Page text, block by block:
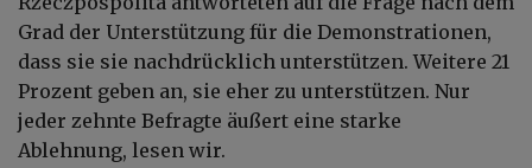
Grad der Unterstützung für die Demonstrationen,
dass sie sie nachdrücklich unterstützen. Weitere 21
Prozent geben an, sie eher zu unterstützen. Nur
jeder zehnte Befragte äußert eine starke
Ablehnung, lesen wir.